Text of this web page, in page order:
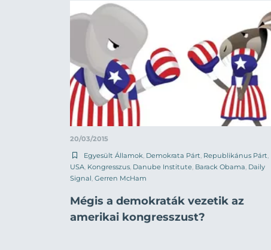
20/03/2015
Egyesült Államok, Demokrata Párt, Republikánus Párt,
USA, Kongresszus, Danube Institute, Barack Obama, Daily
Signal, Gerren McHam
Mégis a demokraták vezetik az
amerikai kongresszust?